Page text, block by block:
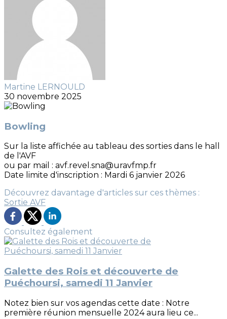
Martine LERNOULD
30 novembre 2025
Bowling
Sur la liste affichée au tableau des sorties dans le hall
de l'AVF
ou par mail : avf.revel.sna@uravfmp.fr
Date limite d'inscription : Mardi 6 janvier 2026
Découvrez davantage d'articles sur ces thèmes :
Sortie AVF
Consultez également
Galette des Rois et découverte de
Puéchoursi, samedi 11 Janvier
Notez bien sur vos agendas cette date : Notre
première réunion mensuelle 2024 aura lieu ce...